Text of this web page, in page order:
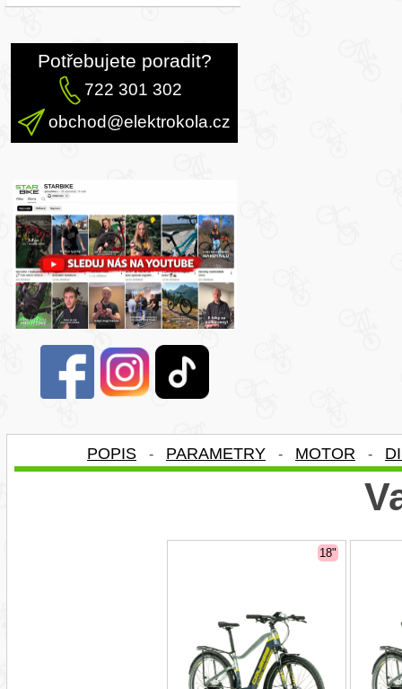
Potřebujete poradit?
722 301 302
obchod@elektrokola.cz
POPIS - PARAMETRY - MOTOR -
18"